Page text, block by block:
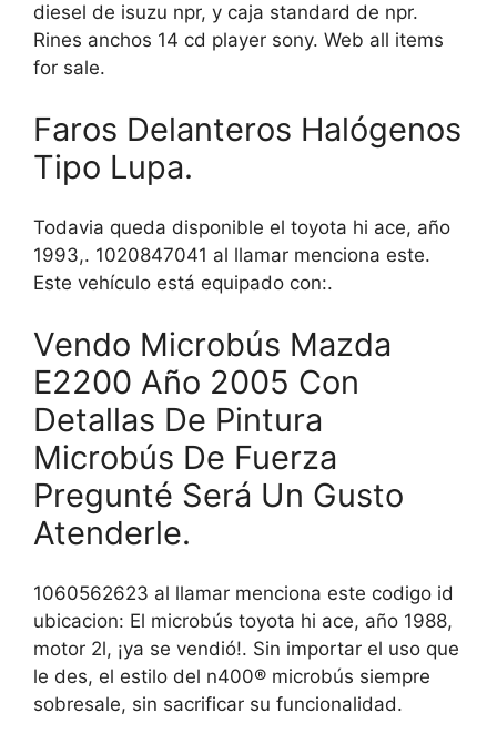
diesel de isuzu npr, y caja standard de npr.
Rines anchos 14 cd player sony. Web all items
for sale.
Faros Delanteros Halógenos
Tipo Lupa.
Todavia queda disponible el toyota hi ace, año
1993,. 1020847041 al llamar menciona este.
Este vehículo está equipado con:.
Vendo Microbús Mazda
E2200 Año 2005 Con
Detallas De Pintura
Microbús De Fuerza
Pregunté Será Un Gusto
Atenderle.
1060562623 al llamar menciona este codigo id
ubicacion: El microbús toyota hi ace, año 1988,
motor 2l, ¡ya se vendió!. Sin importar el uso que
le des, el estilo del n400® microbús siempre
sobresale, sin sacrificar su funcionalidad.